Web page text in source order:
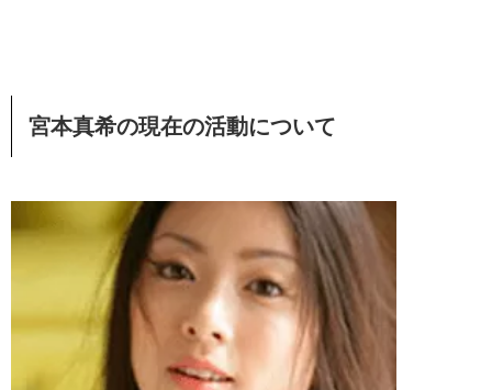
宮本真希の現在の活動について